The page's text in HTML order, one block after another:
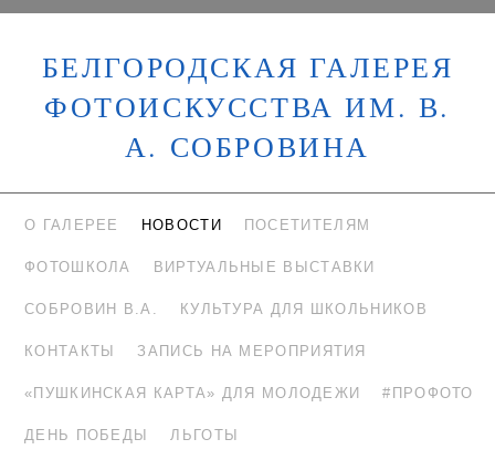
БЕЛГОРОДСКАЯ ГАЛЕРЕЯ
ФОТОИСКУССТВА ИМ. В.
А. СОБРОВИНА
О ГАЛЕРЕЕ НОВОСТИ ПОСЕТИТЕЛЯМ
ФОТОШКОЛА ВИРТУАЛЬНЫЕ ВЫСТАВКИ
СОБРОВИН В.А. КУЛЬТУРА ДЛЯ ШКОЛЬНИКОВ
КОНТАКТЫ ЗАПИСЬ НА МЕРОПРИЯТИЯ
«ПУШКИНСКАЯ КАРТА» ДЛЯ МОЛОДЕЖИ #ПРОФОТО
ДЕНЬ ПОБЕДЫ ЛЬГОТЫ